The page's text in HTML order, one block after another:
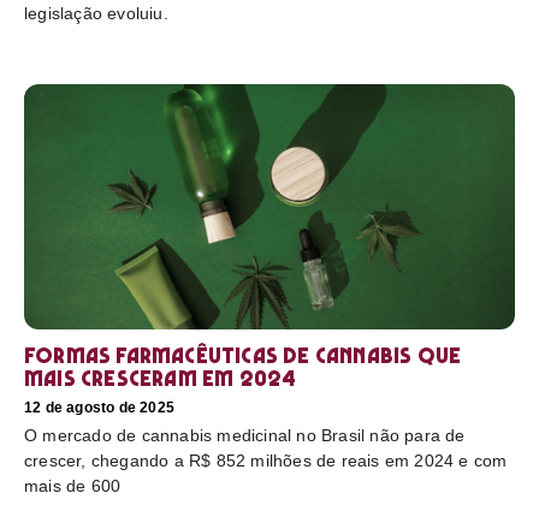
legislação evoluiu.
Formas farmacêuticas de cannabis que
mais cresceram em 2024
12 de agosto de 2025
O mercado de cannabis medicinal no Brasil não para de
crescer, chegando a R$ 852 milhões de reais em 2024 e com
mais de 600